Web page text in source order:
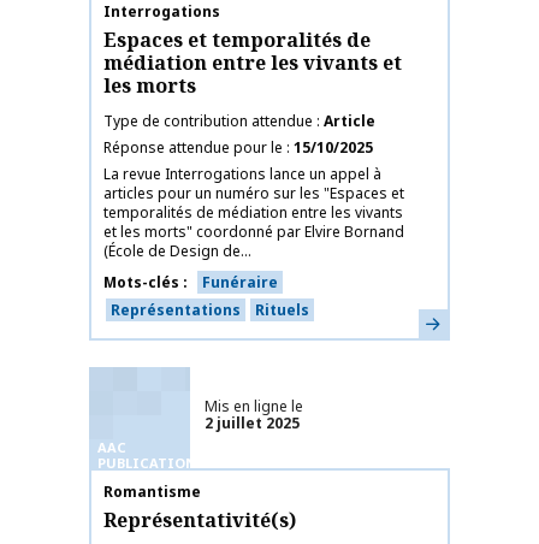
Nom de la publication
Interrogations
Espaces et temporalités de
médiation entre les vivants et
les morts
Type de contribution attendue Article
Réponse attendue pour le 15/10/2025
La revue Interrogations lance un appel à
articles pour un numéro sur les "Espaces et
temporalités de médiation entre les vivants
et les morts" coordonné par Elvire Bornand
(École de Design de...
Mots-clés
Funéraire
Représentations
Rituels En savoir plus
AAC
PUBLICATIONS
Mis en ligne le
2 juillet 2025
Nom de la publication
Romantisme
Représentativité(s)